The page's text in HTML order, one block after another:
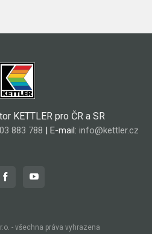
KETTLER pro ČR a SR
883 788 | E-mail: info@kettler.cz
- všechna práva vyhrazena